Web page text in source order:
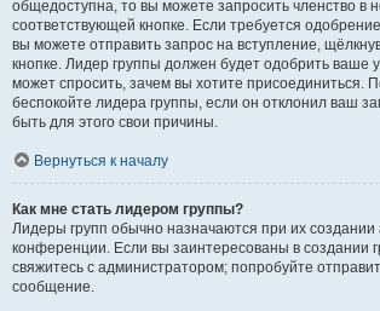
общедоступна, то вы можете запросить членство в
соответствующей кнопке. Если требуется
вы можете отправить запрос на вступление,
кнопке. Лидер группы должен будет одобрить ваше
может спросить, зачем вы хотите присоединиться.
беспокойте лидера группы, если он отклонил ваш
быть для этого свои причины.
Вернуться к началу
Как мне стать лидером группы?
Лидеры групп обычно назначаются при их
конференции. Если вы заинтересованы в создании
свяжитесь с администратором; попробуйте
сообщение.